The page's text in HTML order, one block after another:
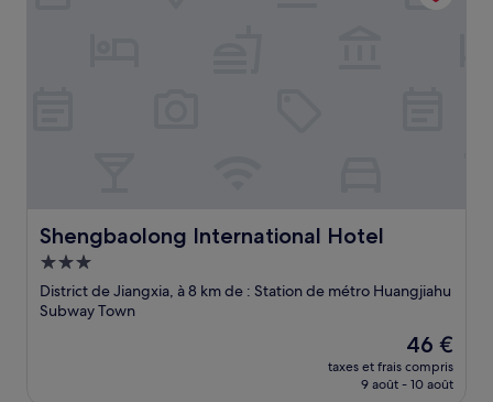
Shengbaolong International Hotel
Shengbaolong International Hotel
Hébergement
3.0 étoiles
District de Jiangxia, à 8 km de : Station de métro Huangjiahu
Subway Town
Le
nouveau
prix
46 €
taxes et frais compris
9 août - 10 août